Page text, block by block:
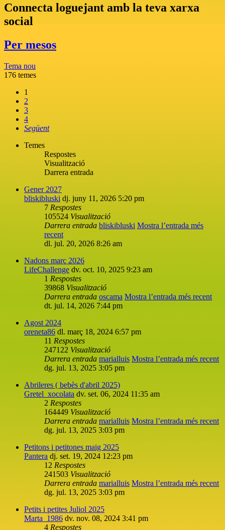
Connecta loguejant amb la teva xarxa
social
Per mesos
Tema nou
176 temes
1
2
3
4
Següent
Temes
Respostes
Visualització
Darrera entrada
Gener 2027
bliskibluski dj. juny 11, 2026 5:20 pm
7 Respostes
105524 Visualització
Darrera entrada bliskibluski Mostra l’entrada més
recent
dl. jul. 20, 2026 8:26 am
Nadons març 2026
LifeChallenge dv. oct. 10, 2025 9:23 am
1 Respostes
39868 Visualització
Darrera entrada oscama Mostra l’entrada més recent
dt. jul. 14, 2026 7:44 pm
Agost 2024
oreneta86 dl. març 18, 2024 6:57 pm
11 Respostes
247122 Visualització
Darrera entrada marialluis Mostra l’entrada més recent
dg. jul. 13, 2025 3:05 pm
Abrileres ( bebès d'abril 2025)
Gretel_xocolata dv. set. 06, 2024 11:35 am
2 Respostes
164449 Visualització
Darrera entrada marialluis Mostra l’entrada més recent
dg. jul. 13, 2025 3:03 pm
Petitons i petitones maig 2025
Pantera dj. set. 19, 2024 12:23 pm
12 Respostes
241503 Visualització
Darrera entrada marialluis Mostra l’entrada més recent
dg. jul. 13, 2025 3:03 pm
Petits i petites Juliol 2025
Marta_1986 dv. nov. 08, 2024 3:41 pm
4 Respostes